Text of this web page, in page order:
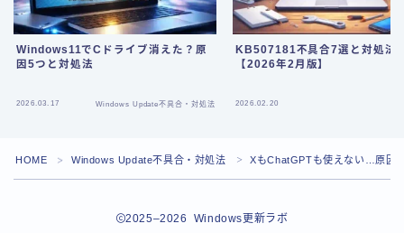
Follow Me
Windows11でCドライブ消えた？原
因5つと対処法
2026.03.17 Windows Update不具合・対処法
KB507181不具合7選と対処法
【2026年2月版】
2026.02.20
HOME ＞ Windows Update不具合・対処法 ＞ XもChatGPTも使えない…原因
2025–2026 Windows更新ラボ